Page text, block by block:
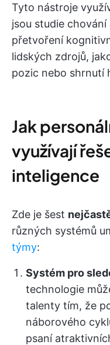
Tyto nástroje
jsou studie
přetvoření
lidských zdrojů,
pozic nebo shrnutí
Jak
využívají
inteligence
Zde je šest
různých systémů
týmy:
Systém pro
technologie
talenty tím, že
náborového
psaní